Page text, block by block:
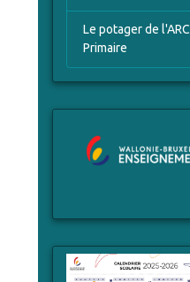
Le potager de l'ARC
Primaire